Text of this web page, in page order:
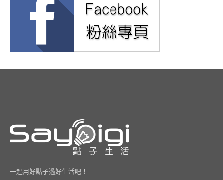
一起用好點子過好生活吧！